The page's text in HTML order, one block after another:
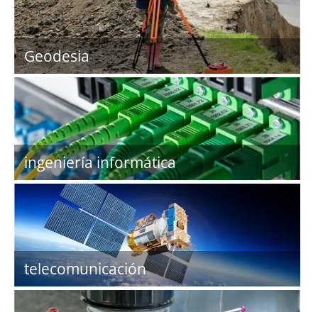
Geodesia
ingeniería informática
telecomunicación